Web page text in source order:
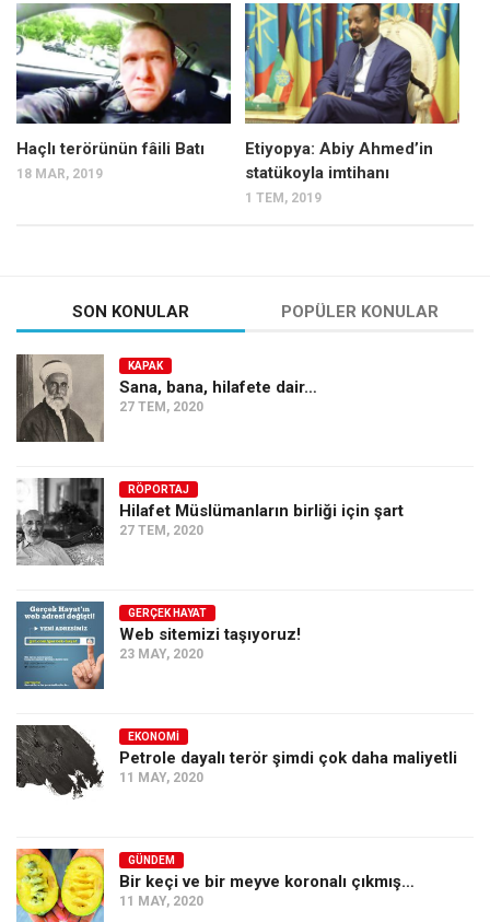
Mehmet Ali Tekin
Abir E. Nahas
Amina S. Jenenkovic
Bağdagül Öz
Esra Elönü
Kategoriler
Kültür Sanat
Kitap
Karisi kitap sualleri
7 soruda bu hafta
Ekonomi
Spor
Sağlık
Gıda-Beslenme
Türkiye
Siyaset
Dünya
Asya
Haçlı terörünün fâili Batı
18 MAR, 2019
Etiyopya: Abiy Ahmed’in
statükoyla imtihanı
1 TEM, 2019
SON KONULAR POPÜLER KONULAR
KAPAK
Sana, bana, hilafete dair…
27 TEM, 2020
RÖPORTAJ
Hilafet Müslümanların birliği için şart
27 TEM, 2020
GERÇEK HAYAT
Web sitemizi taşıyoruz!
23 MAY, 2020
EKONOMI
Petrole dayalı terör şimdi çok daha maliyetli
11 MAY, 2020
GÜNDEM
Bir keçi ve bir meyve koronalı çıkmış…
11 MAY, 2020